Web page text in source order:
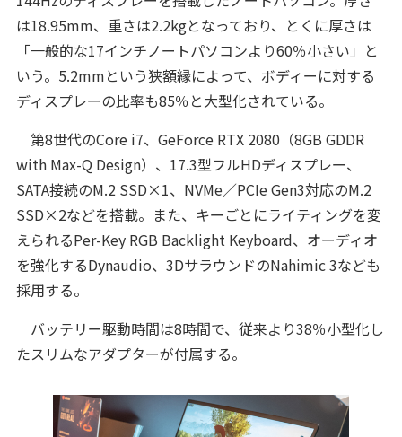
は18.95mm、重さは2.2kgとなっており、とくに厚さは
「一般的な17インチノートパソコンより60％小さい」と
いう。5.2mmという狭額縁によって、ボディーに対する
ディスプレーの比率も85％と大型化されている。
第8世代のCore i7、GeForce RTX 2080（8GB GDDR
with Max-Q Design）、17.3型フルHDディスプレー、
SATA接続のM.2 SSD×1、NVMe／PCIe Gen3対応のM.2
SSD×2などを搭載。また、キーごとにライティングを変
えられるPer-Key RGB Backlight Keyboard、オーディオ
を強化するDynaudio、3DサラウンドのNahimic 3なども
採用する。
バッテリー駆動時間は8時間で、従来より38％小型化し
たスリムなアダプターが付属する。